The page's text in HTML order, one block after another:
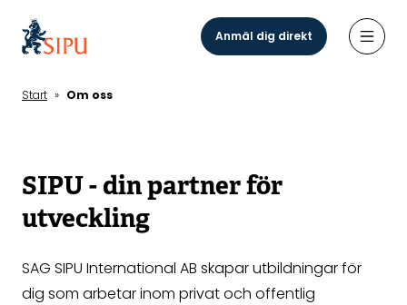
huvudinnehåll
Anmäl dig direkt
Start » Om oss
SIPU - din partner för
utveckling
SAG SIPU International AB skapar utbildningar för
dig som arbetar inom privat och offentlig